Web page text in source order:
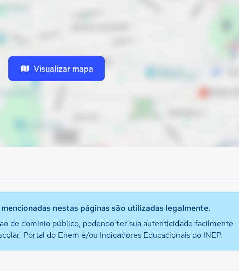
Visualizar mapa
nestas páginas são utilizadas legalmente.
de domínio público, podendo ter sua autenticidade facilmente
Portal do Enem e/ou Indicadores Educacionais do INEP.